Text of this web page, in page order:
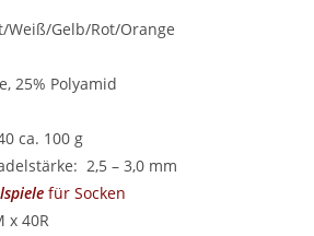
Weiß/Gelb/Rot/Orange
25% Polyamid
ca. 100 g
2,5 – 3,0 mm
für Socken
x 40R